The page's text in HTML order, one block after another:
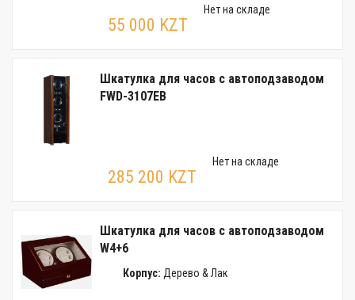
55 000 KZT
Нет на складе
Шкатулка для часов с автоподзаводом
FWD-3107EB
285 200 KZT
Нет на складе
Шкатулка для часов с автоподзаводом
W4+6
Корпус: Дерево & Лак